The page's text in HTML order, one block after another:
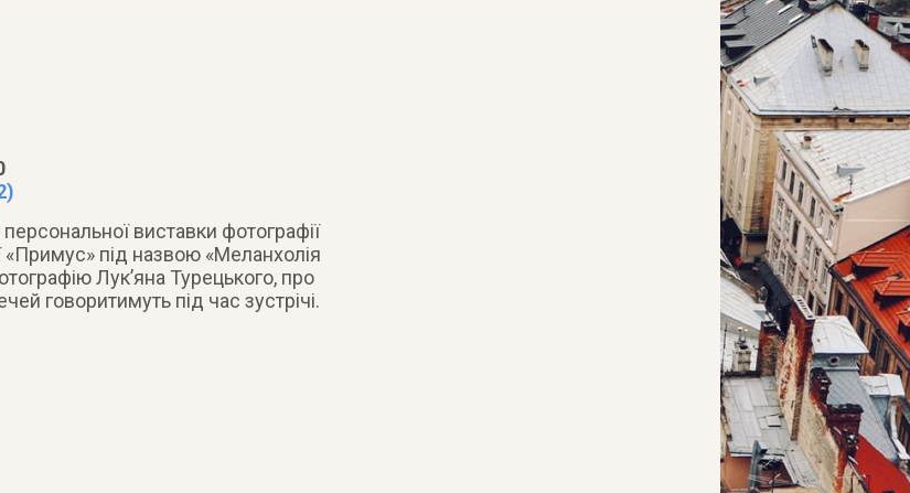
виставки фотографії
«Примус» під назвою «Меланхолія
Лук’яна Турецького, про
говоритимуть під час зустрічі.